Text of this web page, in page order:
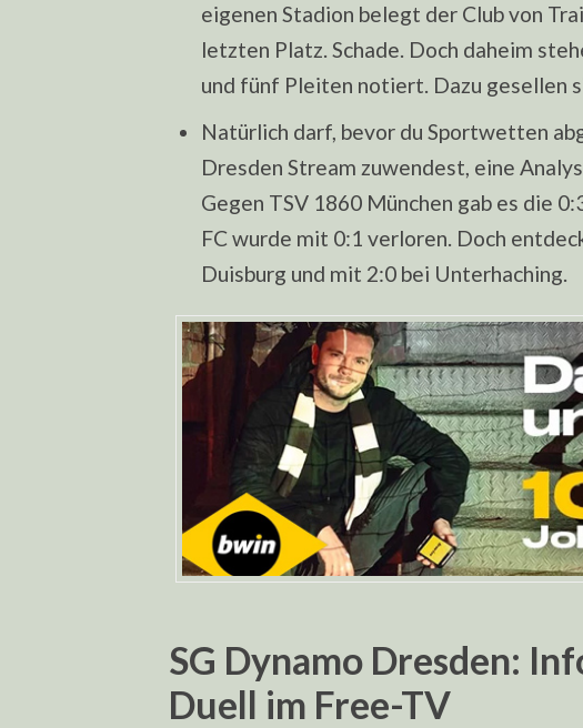
eigenen Stadion belegt der Club von
letzten Platz. Schade. Doch daheim
und fünf Pleiten notiert. Dazu gesellen
Natürlich darf, bevor du Sportwetten
Dresden Stream zuwendest, eine
Gegen TSV 1860 München gab es die
FC wurde mit 0:1 verloren. Doch
Duisburg und mit 2:0 bei Unterhaching.
SG Dynamo Dresden:
Duell im Free-TV